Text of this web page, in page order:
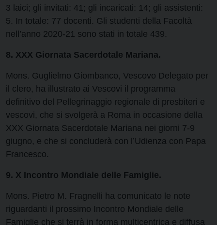
3 laici; gli invitati: 41; gli incaricati: 14; gli assistenti:
5. In totale: 77 docenti. Gli studenti della Facoltà
nell’anno 2020-21 sono stati in totale 439.
8. XXX Giornata Sacerdotale Mariana.
Mons. Guglielmo Giombanco, Vescovo Delegato per
il clero, ha illustrato ai Vescovi il programma
definitivo del Pellegrinaggio regionale di presbiteri e
vescovi, che si svolgerà a Roma in occasione della
XXX Giornata Sacerdotale Mariana nei giorni 7-9
giugno, e che si concluderà con l’Udienza con Papa
Francesco.
9. X Incontro Mondiale delle Famiglie.
Mons. Pietro M. Fragnelli ha comunicato le note
riguardanti il prossimo Incontro Mondiale delle
Famiglie che si terrà in forma multicentrica e diffusa